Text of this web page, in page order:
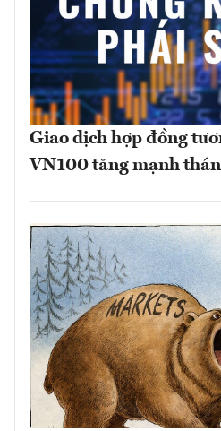
Giao dịch hợp đồng
VN100 tăng mạnh